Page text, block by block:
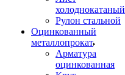
холоднокатаный
Рулон стальной
Оцинкованный
металлопрокат
Арматура
оцинкованная